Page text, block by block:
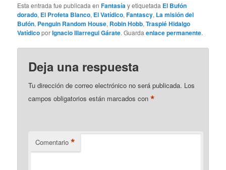
Esta entrada fue publicada enFantasíay etiquetada El Bufón
dorado, El Profeta Blanco, El Vatídico,Fantascy, La misión del
Bufón, Penguin Random House, Robin Hobb,Traspié Hidalgo
VatídicoporIgnacio Illarregui Gárate. Guardaenlace permanente.
Deja una respuesta
Tu dirección de correo electrónico no será publicada. Los
campos obligatorios están marcados con*
Comentario *